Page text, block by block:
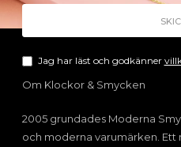
Jag har läst och godkänner
Om Klockor & Smycken
2005 grundades Moderna
och moderna varumärken.